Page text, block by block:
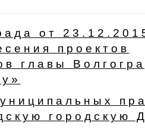
от
проектов
главы
городскую